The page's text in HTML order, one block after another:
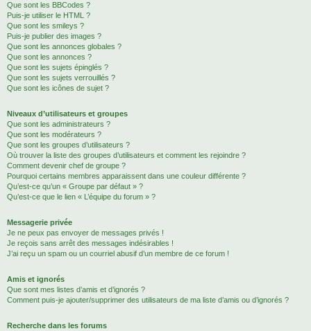
Que sont les BBCodes ?
Puis-je utiliser le HTML ?
Que sont les smileys ?
Puis-je publier des images ?
Que sont les annonces globales ?
Que sont les annonces ?
Que sont les sujets épinglés ?
Que sont les sujets verrouillés ?
Que sont les icônes de sujet ?
Niveaux d’utilisateurs et groupes
Que sont les administrateurs ?
Que sont les modérateurs ?
Que sont les groupes d’utilisateurs ?
Où trouver la liste des groupes d’utilisateurs et comment les rejoindre ?
Comment devenir chef de groupe ?
Pourquoi certains membres apparaissent dans une couleur différente ?
Qu’est-ce qu’un « Groupe par défaut » ?
Qu’est-ce que le lien « L’équipe du forum » ?
Messagerie privée
Je ne peux pas envoyer de messages privés !
Je reçois sans arrêt des messages indésirables !
J’ai reçu un spam ou un courriel abusif d’un membre de ce forum !
Amis et ignorés
Que sont mes listes d’amis et d’ignorés ?
Comment puis-je ajouter/supprimer des utilisateurs de ma liste d’amis ou d’ignorés ?
Recherche dans les forums